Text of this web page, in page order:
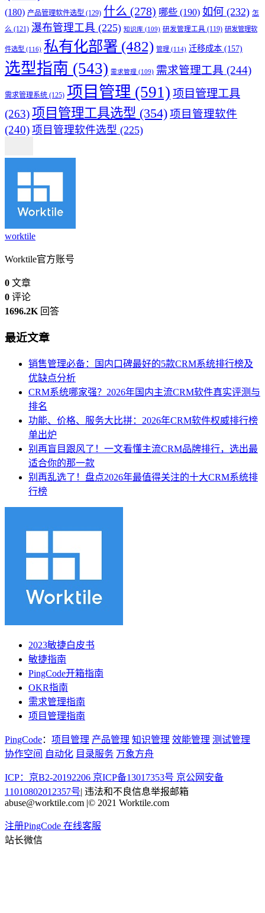
(180) 产品管理软件选型 (129) 什么 (278) 哪些 (190) 如何 (232) 怎
么 (121) 瀑布管理工具 (225) 知识库 (109) 研发管理工具 (119) 研发管理软
件选型 (116) 私有化部署 (482) 管理 (114) 迁移成本 (157)
选型指南 (543) 需求管理 (109) 需求管理工具 (244)
需求管理系统 (125) 项目管理 (591) 项目管理工具
(263)项目管理工具选型 (354) 项目管理软件
(240) 项目管理软件选型 (225)
worktile
Worktile官方账号
0 文章
0 评论
1696.2K 回答
最近文章
销售管理必备：国内口碑最好的5款CRM系统排行榜及
优缺点分析
CRM系统哪家强？2026年国内主流CRM软件真实评测与
排名
功能、价格、服务大比拼：2026年CRM软件权威排行榜
单出炉
别再盲目跟风了！一文看懂主流CRM品牌排行，选出最
适合你的那一款
别再乱选了！盘点2026年最值得关注的十大CRM系统排
行榜
2023敏捷白皮书
敏捷指南
PingCode开箱指南
OKR指南
需求管理指南
项目管理指南
PingCode： 项目管理 产品管理 知识管理 效能管理 测试管理
协作空间 自动化 目录服务 万象方舟
ICP：京B2-20192206 京ICP备13017353号 京公网安备
11010802012357号| 违法和不良信息举报邮箱
abuse@worktile.com |© 2021 Worktile.com
注册PingCode 在线客服
站长微信